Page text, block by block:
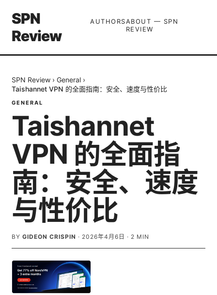
SPN
Review
AUTHORSABOUT — SPN
REVIEW
SPN Review › General ›
Taishannet VPN 的全面指南：安全、速度与性价比
GENERAL
Taishannet
VPN 的全面指
南：安全、速度
与性价比
BY GIDEON CRISPIN · 2026年4月6日 · 2 MIN